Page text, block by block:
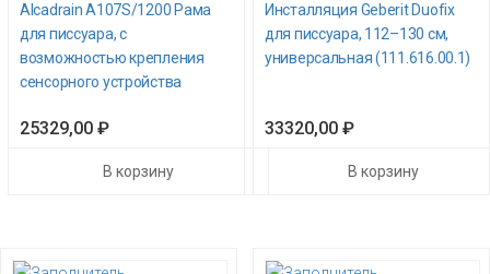
Alcadrain A107S/1200 Рама
для писсуара, с
возможностью крепления
сенсорного устройства
25329,00 ₽
В корзину
Инсталляция Geberit Duofix
для писсуара, 112–130 см,
универсальная (111.616.00.1)
33320,00 ₽
В корзину